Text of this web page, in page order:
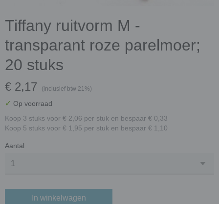
Tiffany ruitvorm M -
transparant roze parelmoer;
20 stuks
€ 2,17 (inclusief btw 21%)
✓ Op voorraad
Koop 3 stuks voor € 2,06 per stuk en bespaar € 0,33
Koop 5 stuks voor € 1,95 per stuk en bespaar € 1,10
Aantal
In winkelwagen